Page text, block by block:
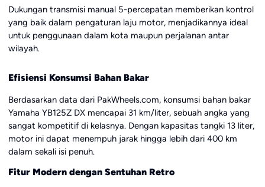
Dukungan transmisi manual 5-percepatan memberikan kontrol
yang baik dalam pengaturan laju motor, menjadikannya ideal
untuk penggunaan dalam kota maupun perjalanan antar
wilayah.
Efisiensi Konsumsi Bahan Bakar
Berdasarkan data dari PakWheels.com, konsumsi bahan bakar
Yamaha YB125Z DX mencapai 31 km/liter, sebuah angka yang
sangat kompetitif di kelasnya. Dengan kapasitas tangki 13 liter,
motor ini dapat menempuh jarak hingga lebih dari 400 km
dalam sekali isi penuh.
Fitur Modern dengan Sentuhan Retro